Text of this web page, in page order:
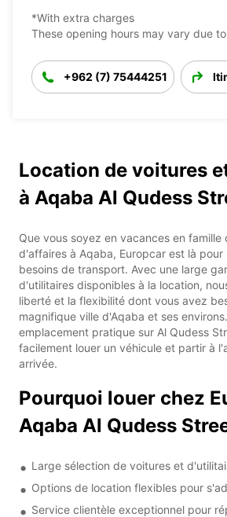
*With extra charges
These opening hours may vary due
+962 (7) 75444251
Location de voitures
à Aqaba Al Qudess
Que vous soyez en vacances en famille
d'affaires à Aqaba, Europcar est là
besoins de transport. Avec une large
d'utilitaires disponibles à la location,
liberté et la flexibilité dont vous avez
magnifique ville d'Aqaba et ses
emplacement pratique sur Al Qudess
facilement louer un véhicule et partir à
arrivée.
Pourquoi louer chez
Aqaba Al Qudess
Large sélection de voitures et
Options de location flexibles pour
Service clientèle exceptionnel pour